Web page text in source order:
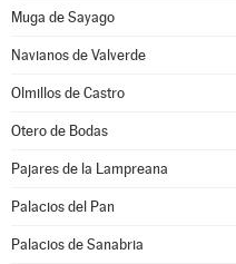
Muga de Sayago
Navianos de Valverde
Olmillos de Castro
Otero de Bodas
Pajares de la Lampreana
Palacios del Pan
Palacios de Sanabria